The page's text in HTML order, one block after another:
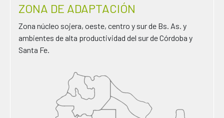
ZONA DE ADAPTACIÓN
Zona núcleo sojera, oeste, centro y sur de Bs. As. y
ambientes de alta productividad del sur de Córdoba y
Santa Fe.